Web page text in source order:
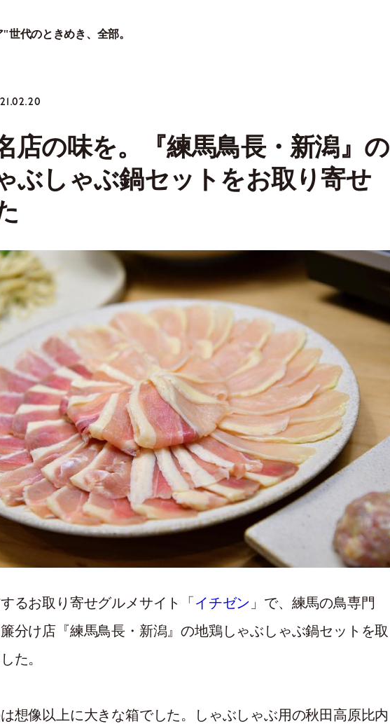
世代のときめき、全部。
店の味を。『練馬鳥長・新潟』の
ぶしゃぶ鍋セットをお取り寄せ
るお取り寄せグルメサイト「 イチゼン 」で、練馬の鳥専門
簾分け店『練馬鳥長・新潟』の地鶏しゃぶしゃぶ鍋セットを取
た。
想像以上に大きな箱でした。しゃぶしゃぶ用の秋田高原比内